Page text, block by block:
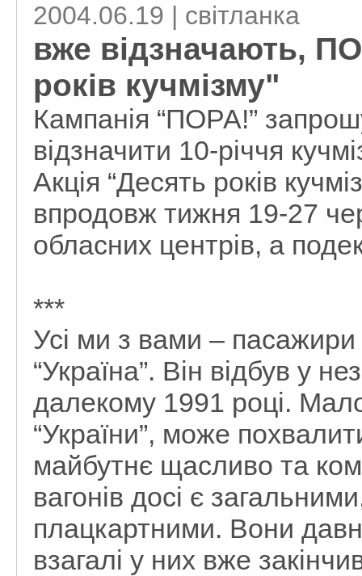
2004.06.19 | світланка
вже відзначають,
років кучмізму"
Кампанія “ПОРА!”
відзначити 10-річчя
Акція “Десять років
впродовж тижня 19-27
обласних центрів, а
***
Усі ми з вами – пасажири
“Україна”. Він відбув у
далекому 1991 році.
“України”, може
майбутнє щасливо та
вагонів досі є
плацкартними. Вони
взагалі у них вже